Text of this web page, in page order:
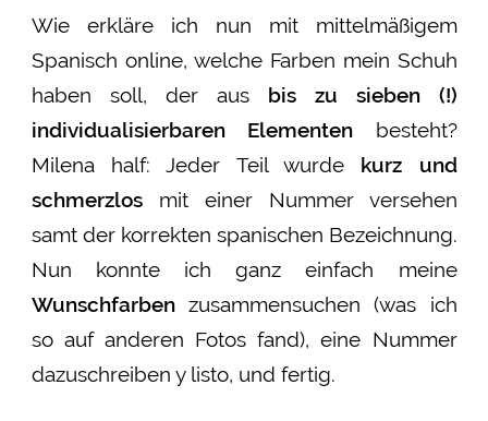
Wie erkläre ich nun mit mittelmäßigem
Spanisch online, welche Farben mein Schuh
haben soll, der aus bis zu sieben (!)
individualisierbaren Elementen besteht?
Milena half: Jeder Teil wurde kurz und
schmerzlosmit einer Nummer versehen
samt der korrekten spanischen Bezeichnung.
Nun konnte ich ganz einfach meine
Wunschfarbenzusammensuchen (was ich
so auf anderen Fotos fand), eine Nummer
dazuschreiben y listo, und fertig.